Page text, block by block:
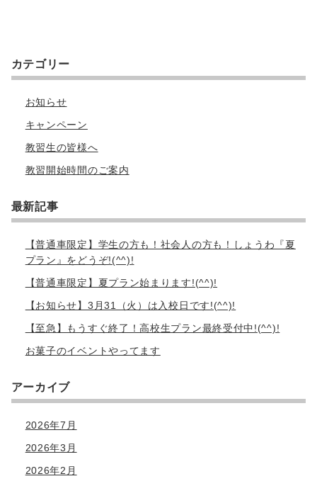
カテゴリー
お知らせ
キャンペーン
教習生の皆様へ
教習開始時間のご案内
最新記事
【普通車限定】学生の方も！社会人の方も！しょうわ『夏
プラン』をどうぞ!(^^)!
【普通車限定】夏プラン始まります!(^^)!
【お知らせ】3月31（火）は入校日です!(^^)!
【至急】もうすぐ終了！高校生プラン最終受付中!(^^)!
お菓子のイベントやってます
アーカイブ
2026年7月
2026年3月
2026年2月